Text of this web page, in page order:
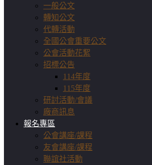
一般公文
轉知公文
代轉活動
全國公會重要公文
公會活動花絮
招標公告
114年度
115年度
研討活動/會議
廠商訊息
報名專區
公會講座/課程
友會講座/課程
聯誼社活動